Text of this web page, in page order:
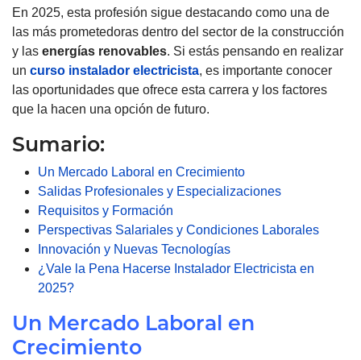
En 2025, esta profesión sigue destacando como una de
las más prometedoras dentro del sector de la construcción
y las energías renovables. Si estás pensando en realizar
un curso instalador electricista, es importante conocer
las oportunidades que ofrece esta carrera y los factores
que la hacen una opción de futuro.
Sumario:
Un Mercado Laboral en Crecimiento
Salidas Profesionales y Especializaciones
Requisitos y Formación
Perspectivas Salariales y Condiciones Laborales
Innovación y Nuevas Tecnologías
¿Vale la Pena Hacerse Instalador Electricista en
2025?
Un Mercado Laboral en
Crecimiento